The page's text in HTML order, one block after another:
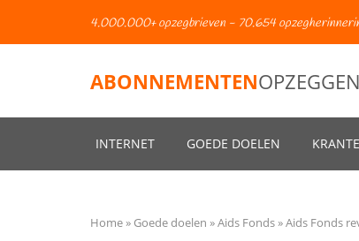
4.000.000+ opzegbrieven - 70.654
ABONNEMENTEN
INTERNET GOEDE DOELEN
Home Goede doelen Aids Fonds Aids Fonds